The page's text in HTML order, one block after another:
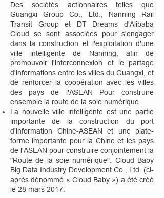
Des sociétés actionnaires telles que
Guangxi Group Co., Ltd., Nanning Rail
Transit Group et DT Dreams d'Alibaba
Cloud se sont associées pour s'engager
dans la construction et l'exploitation d'une
ville intelligente de Nanning, afin de
promouvoir l'interconnexion et le partage
d'informations entre les villes du Guangxi, et
de renforcer la coopération avec les villes
des pays de l'ASEAN Pour construire
ensemble la route de la soie numérique.
La nouvelle ville intelligente est une partie
importante de la construction du port
d'information Chine-ASEAN et une plate-
forme importante pour la Chine et les pays
de l'ASEAN pour construire conjointement la
"Route de la soie numérique". Cloud Baby
Big Data Industry Development Co., Ltd. (ci-
après dénommé « Cloud Baby ») a été créé
le 28 mars 2017.